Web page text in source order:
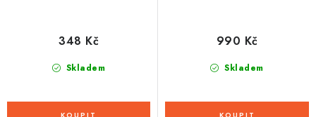
Skladem
348 Kč
Skladem
990 Kč